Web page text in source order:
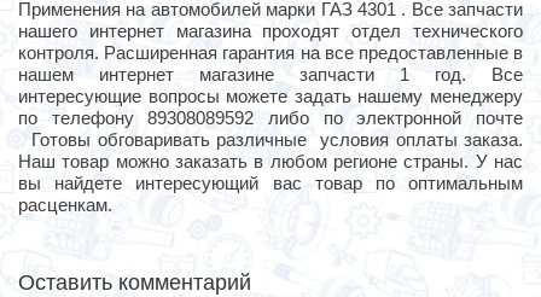
Применения на автомобилей марки ГАЗ 4301 . Все запчасти
нашего интернет магазина проходят отдел технического
контроля. Расширенная гарантия на все предоставленные в
нашем интернет магазине запчасти 1 год. Все
интересующие вопросы можете задать нашему менеджеру
по телефону 89308089592 либо по электронной почте
Готовы обговаривать различные условия оплаты заказа.
Наш товар можно заказать в любом регионе страны. У нас
вы найдете интересующий вас товар по оптимальным
расценкам.
Оставить комментарий